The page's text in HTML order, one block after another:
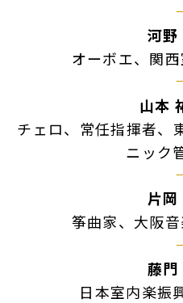
河野
オーボエ、関
山本
チェロ、常任指揮者、
ニック
片岡
筝曲家、大阪
藤門
日本室内楽振